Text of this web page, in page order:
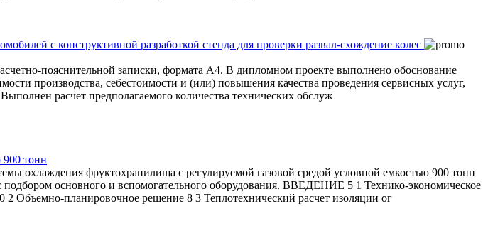
пояснительной записки, формата А4. В дипломном проекте выполнено обоснование
производства, себестоимости и (или) повышения качества проведения сервисных услуг,
расчет предполагаемого количества технических обслуж
900 тонн
охлаждения фруктохранилища с регулируемой газовой средой условной емкостью 900 тонн
основного и вспомогательного оборудования. ВВЕДЕНИЕ 5 1 Технико-экономическое
планировочное решение 8 3 Теплотехнический расчет изоляции ог